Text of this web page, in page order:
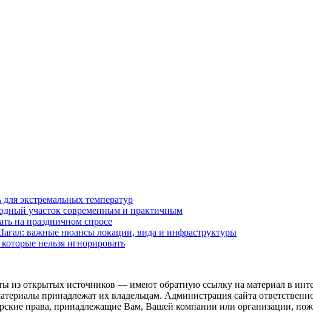
экстремальных температур
участок современным и практичным
на праздничном спросе
важные нюансы локации, вида и инфраструктуры
нельзя игнорировать
из открытых источников — имеют обратную ссылку на материал в
принадлежат их владельцам. Администрация сайта
права, принадлежащие Вам, Вашей компании или организации,